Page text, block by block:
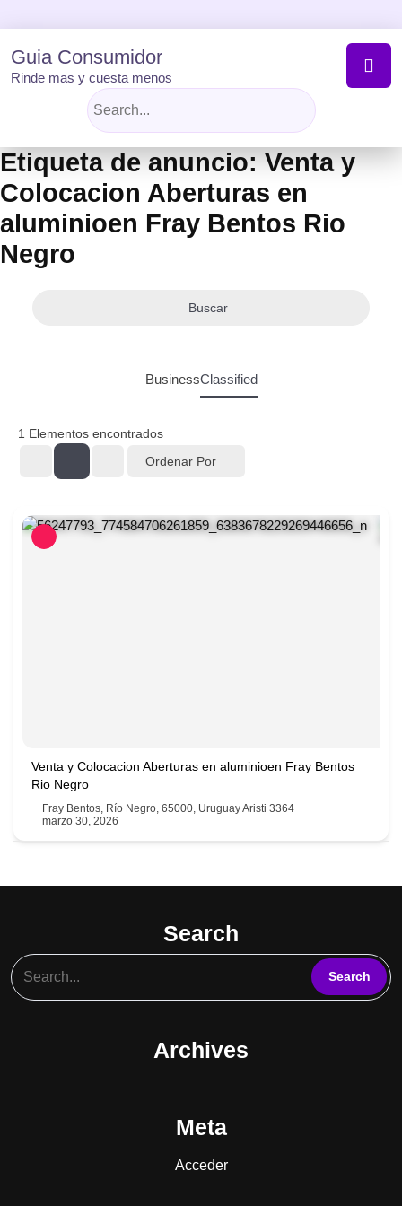
to
content
Guia Consumidor
Rinde mas y cuesta menos
Etiqueta de anuncio:Venta y
Colocacion Aberturas en
aluminioen Fray Bentos Rio
Negro
Buscar
BusinessClassified
1 Elementos encontrados
Ordenar Por
Venta y Colocacion Aberturas en aluminioen Fray Bentos
Rio Negro
Fray Bentos, Río Negro, 65000, Uruguay Aristi 3364
marzo 30, 2026
Search
Archives
Meta
Acceder